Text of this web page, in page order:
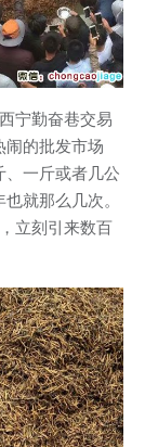
宁勤奋巷交易
闹的批发市场
、一斤或者几公
就那么几次。
立刻引来数百